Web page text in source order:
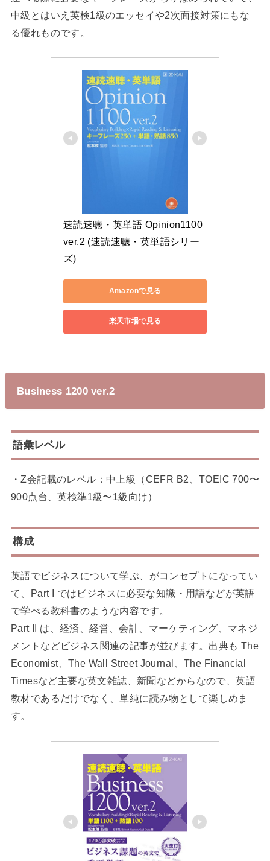
中級とはいえ英検1級のエッセイや2次面接対策にもな
る優れものです。
速読速聴・英単語 Opinion1100
ver.2 (速読速聴・英単語シリー
ズ)
Amazonで見る
楽天市場で見る
Business 1200 ver.2
語彙レベル
・Z会記載のレベル：中上級（CEFR B2、TOEIC 700〜
900点台、英検準1級〜1級向け）
構成
英語でビジネスについて学ぶ、がコンセプトになってい
て、Part I ではビジネスに必要な知識・用語などが英語
で学べる教科書のような内容です。
Part II は、経済、経営、会計、マーケティング、マネジ
メントなどビジネス関連の記事が並びます。出典も The
Economist、The Wall Street Journal、The Financial
Timesなど主要な英文雑誌、新聞などからなので、英語
教材であるだけでなく、単純に読み物として楽しめま
す。